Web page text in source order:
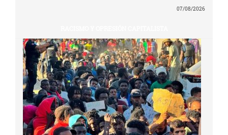
07/08/2026